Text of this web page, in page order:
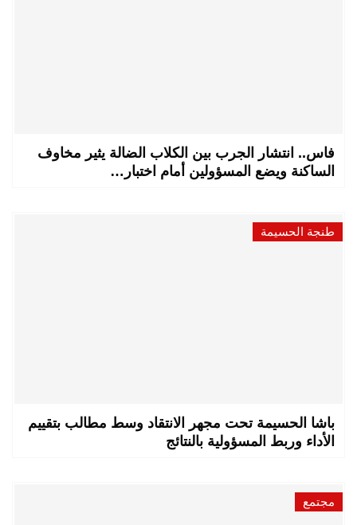
فاس.. انتشار الجرب بين الكلاب الضالة يثير مخاوف
الساكنة ويضع المسؤولين أمام اختبار…
طنجة الحسيمة
باشا الحسيمة تحت مجهر الانتقاد وسط مطالب بتقييم
الأداء وربط المسؤولية بالنتائج
مجتمع